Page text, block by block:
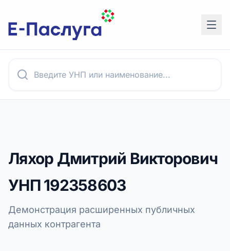
Ляхор Дмитрий Викторович
УНП192358603
Демонстрация расширенных публичных
данных контрагента